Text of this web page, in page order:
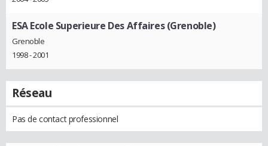
ESA Ecole Superieure Des Affaires (Grenoble)
Grenoble
1998 - 2001
Réseau
Pas de contact professionnel